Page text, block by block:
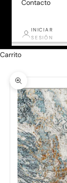
Contacto
INICIAR
SESIÓN
Carrito
Zoom